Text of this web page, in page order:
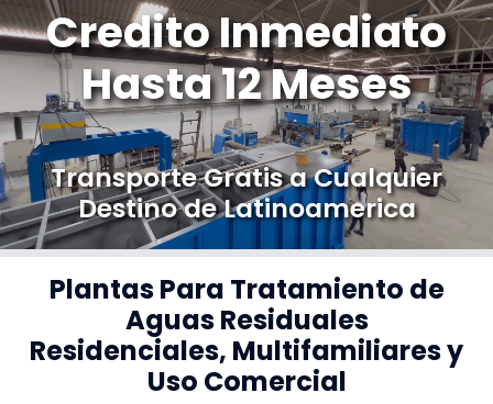
Credito Inmediato
Hasta 12 Meses
Transporte Gratis a Cualquier
Destino de Latinoamerica
Plantas Para Tratamiento de
Aguas Residuales
Residenciales, Multifamiliares y
Uso Comercial